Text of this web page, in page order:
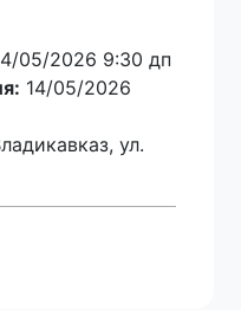
05/2026 9:30 дп
14/05/2026
ул.